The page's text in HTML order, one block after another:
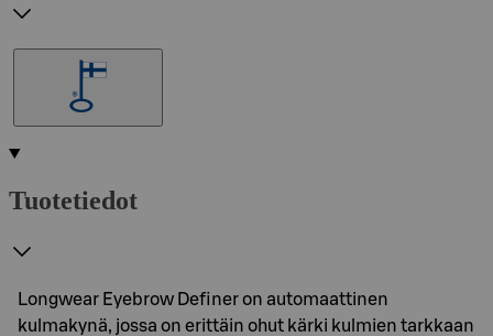
Tuotetiedot
Longwear Eyebrow Definer on automaattinen
kulmakynä, jossa on erittäin ohut kärki kulmien tarkkaan